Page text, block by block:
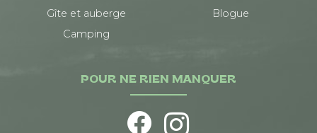
Gîte et auberge
Camping
Blogue
POUR NE RIEN MANQUER